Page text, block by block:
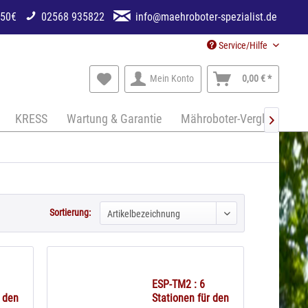
02568 935822 info@maehroboter-spezialist.de
Service/Hilfe
Mein Konto 0,00 € *
KRESS Wartung & Garantie Mähroboter-Vergleich

Sortierung:
ESP-TM2 : 6
Stationen für den